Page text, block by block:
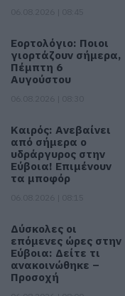
Εορτολόγιο: Ποιοι
γιορτάζουν σήμερα,
Πέμπτη 6
Αυγούστου
Καιρός: Ανεβαίνει
από σήμερα ο
υδράργυρος στην
Εύβοια! Επιμένουν
τα μποφόρ
Δύσκολες οι
επόμενες ώρες στην
Εύβοια: Δείτε τι
ανακοινώθηκε –
Προσοχή